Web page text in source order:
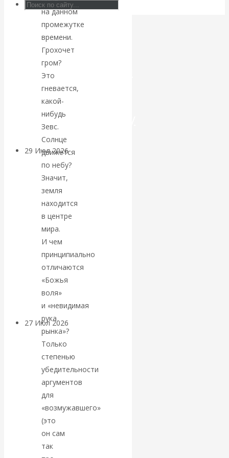
Искусственный
интеллект —
революционный
переход к
посткапитализму
29 Июл 2026Мировая
финансовая олигархия
Валентин
Катасонов.
«Мировые
ростовщики»:
вчера и сегодня
27 Июл 2026
валютная система
Валентин
КАтасонов.
«МЕТОД
ОТМЫВАНИЯ
на данном
промежутке
времени.
Грохочет
гром?
Это
гневается,
какой-
нибудь
Зевс.
Солнце
движется
по небу?
Значит,
земля
находится
в центре
мира.
И чем
принципиально
отличаются
«Божья
воля»
и «невидимая
рука
рынка»?
Только
степенью
убедительности
аргументов
для
«возмужавшего»
(это
он сам
так